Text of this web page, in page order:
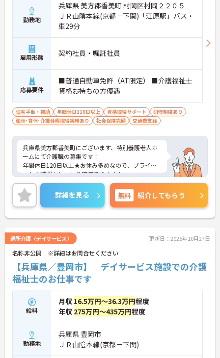
勤務地
兵庫県 美方郡香美町 村岡区村岡２２０５
ＪＲ山陰本線(京都－下関)「江原駅」バス・
車29分
雇用形態 契約社員・嘱託社員
応募要件
■普通自動車免許（AT限定） ■介護福祉士
資格お持ちの方優遇
住宅手当・補助 年間休日110日以上 資格取得サポート
研修制度あり
産休･育休･介護休暇取得実績あり
社会保険完備 交通費支給
兵庫県美方郡香美町にございます、特別養護老人ホ
ームにて介護職の募集です！
年間休日120日以上★お休み多めなので、プライベ
ートの時間もしっかり確保できます！
ご興味のある方は、マイナビ介護職までお問い合わ
せください。詳細を見る 無料 紹介してもらう
通所介護（デイサービス） 更新日：2025年10月27日
名称非公開 ※詳細はお問合せください
【兵庫県／豊岡市】 デイサービス施設での介護
福祉士のお仕事です
給料
月収 16.5万円～36.3万円程度
年収 275万円～435万円程度
勤務地
兵庫県 豊岡市
ＪＲ山陰本線(京都－下関)